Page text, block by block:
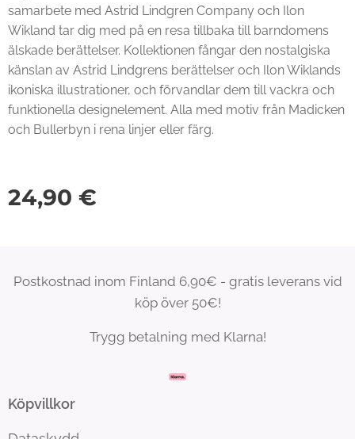
samarbete med Astrid Lindgren Company och Ilon
Wikland tar dig med på en resa tillbaka till barndomens
älskade berättelser. Kollektionen fångar den nostalgiska
känslan av Astrid Lindgrens berättelser och Ilon Wiklands
ikoniska illustrationer, och förvandlar dem till vackra och
funktionella designelement. Alla med motiv från Madicken
och Bullerbyn i rena linjer eller färg.
24,90 €
Postkostnad inom Finland 6,90€ - gratis leverans vid
köp över 50€!
Trygg betalning med Klarna!
Köpvillkor